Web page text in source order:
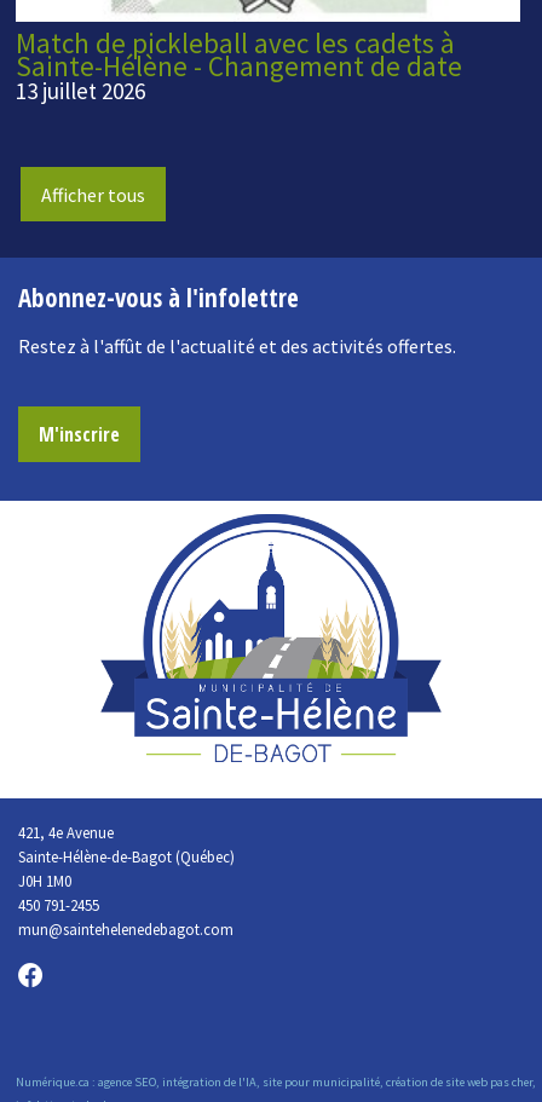
Match de pickleball avec les cadets à
Sainte-Hélène - Changement de date
13 juillet 2026
Afficher tous
Abonnez-vous à l'infolettre
Restez à l'affût de l'actualité et des activités offertes.
M'inscrire
421, 4e Avenue
Sainte-Hélène-de-Bagot (Québec)
J0H 1M0
450 791-2455
mun@saintehelenedebagot.com
Numérique.ca :agence SEO, intégration de l'IA, site pour municipalité,création de site web pas cher,